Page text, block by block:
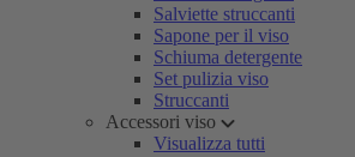
Salviette struccanti
Sapone per il viso
Schiuma detergente
Set pulizia viso
Struccanti
Accessori viso
Visualizza tutti